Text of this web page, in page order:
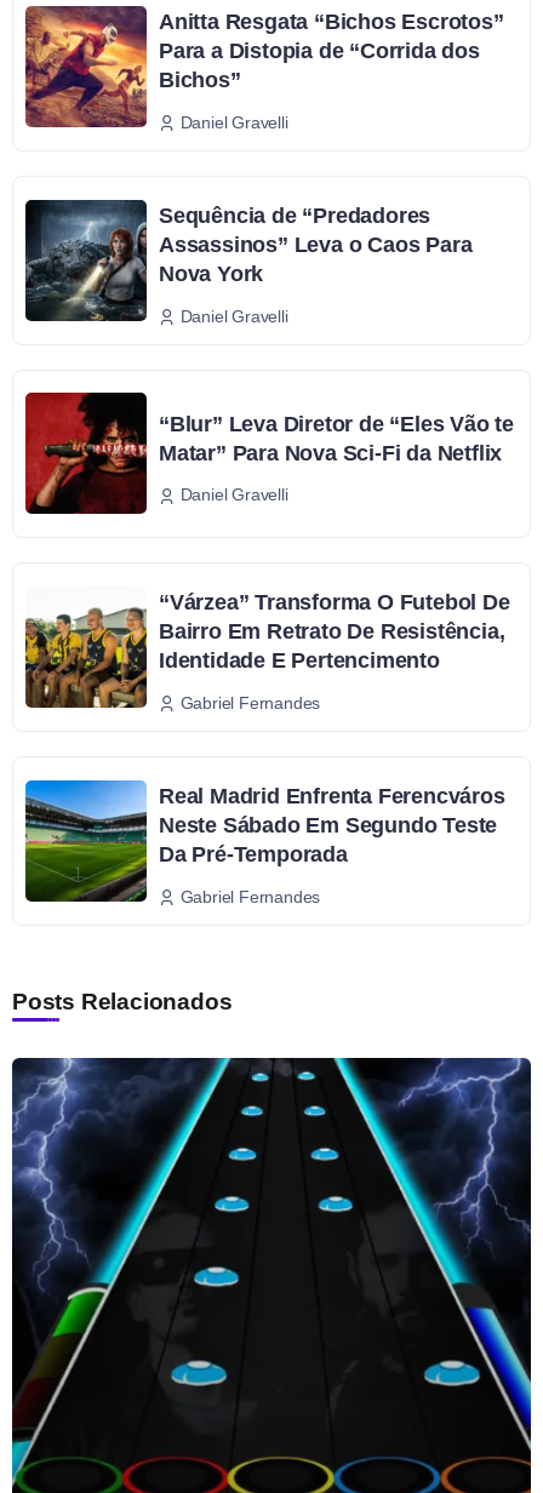
Anitta Resgata “Bichos Escrotos”
Para a Distopia de “Corrida dos
Bichos”
Daniel Gravelli
Sequência de “Predadores
Assassinos” Leva o Caos Para
Nova York
Daniel Gravelli
“Blur” Leva Diretor de “Eles Vão te
Matar” Para Nova Sci-Fi da Netflix
Daniel Gravelli
“Várzea” Transforma O Futebol De
Bairro Em Retrato De Resistência,
Identidade E Pertencimento
Gabriel Fernandes
Real Madrid Enfrenta Ferencváros
Neste Sábado Em Segundo Teste
Da Pré-Temporada
Gabriel Fernandes
Posts Relacionados